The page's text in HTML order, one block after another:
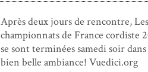
Après deux jours de rencontre, Les
championnats de France cordiste
se sont terminées samedi soir
bien belle ambiance! Vuedici.org